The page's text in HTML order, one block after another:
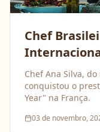
Chef
Chef Ana Silva,
conquistou o
Year" na França.
03 de novembro,